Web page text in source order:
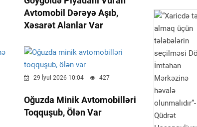
Avtomobil Dərəyə Aşıb,
Xəsarət Alanlar Var
29 İyul 2026 10:04 427
Oğuzda Minik Avtomobilləri
Toqquşub, Ölən Var